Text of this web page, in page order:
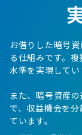
お借りした暗号
る仕組みです。
水準を実現してい
また、暗号資産
で、収益機会を
ています。